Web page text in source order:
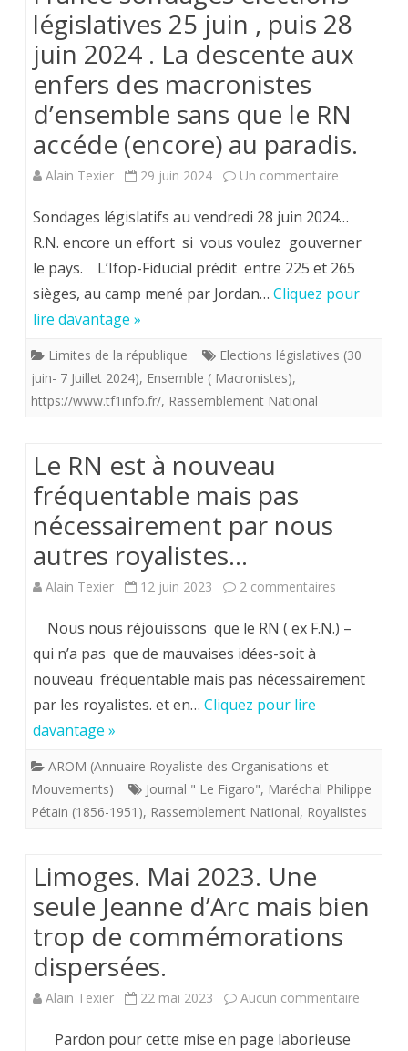
législatives 25 juin , puis 28
juin 2024 . La descente aux
enfers des macronistes
d’ensemble sans que le RN
accéde (encore) au paradis.
Alain Texier 29 juin 2024 Un commentaire
sondages
élections
législatives
juin
descente
enfers
d’ensemble
sans
RN
accéde
au
paradis.
Sondages législatifs au vendredi 28 juin 2024…
R.N. encore un effort si vous voulez gouverner
le pays. L’Ifop-Fiducial prédit entre 225 et 265
sièges, au camp mené par Jordan… Cliquez pour
lire davantage »
Limites de la république
Elections législatives (30
juin- 7 Juillet 2024), Ensemble ( Macronistes),
https://www.tf1info.fr/, Rassemblement National
Le RN est à nouveau
fréquentable mais pas
nécessairement par nous
autres royalistes…
Alain Texier 12 juin 2023 2 commentaires
est
mais
par
nous
royalistes…
Nous nous réjouissons que le RN ( ex F.N.) –
qui n’a pas que de mauvaises idées-soit à
nouveau fréquentable mais pas nécessairement
par les royalistes. et en… Cliquez pour lire
davantage »
AROM (Annuaire Royaliste des Organisations et
Mouvements)
Journal " Le Figaro", Maréchal Philippe
Pétain (1856-1951), Rassemblement National, Royalistes
Limoges. Mai 2023. Une
seule Jeanne d’Arc mais bien
trop de commémorations
dispersées.
Alain Texier 22 mai 2023 Aucun commentaire
Pardon pour cette mise en page laborieuse